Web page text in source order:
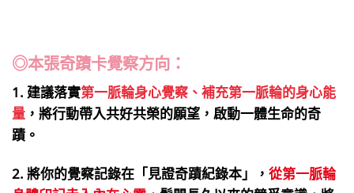
◎本張奇蹟卡覺察方向：
1. 建議落實第一脈輪身心覺察、補充第一脈輪的身心能
量 ，將行動帶入共好共榮的願望，啟動一體生命的奇
蹟。
2. 將你的覺察記錄在「見證奇蹟紀錄本」， 從第一脈輪